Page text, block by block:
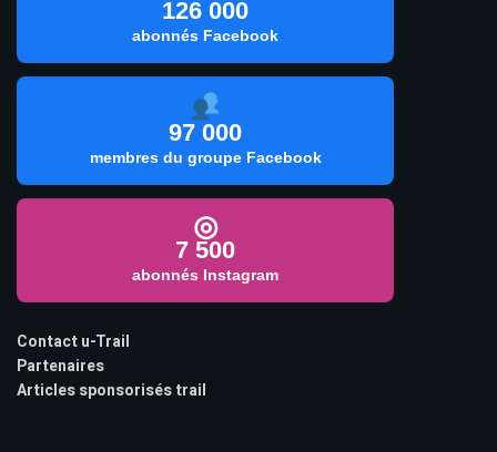
126 000
abonnés Facebook
97 000
membres du groupe Facebook
◎
7 500
abonnés Instagram
Contact u-Trail
Partenaires
Articles sponsorisés trail